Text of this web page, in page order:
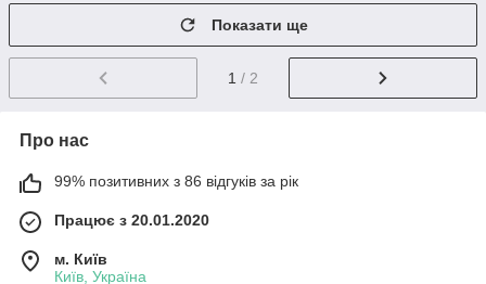
Показати ще
1 / 2
Про нас
99% позитивних з 86 відгуків за рік
Працює з 20.01.2020
м. Київ
Київ, Україна